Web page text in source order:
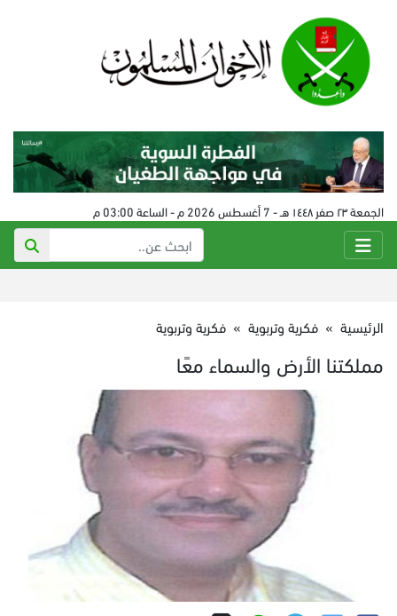
الجمعة ٢٣ صفر ١٤٤٨ هـ - 7 أغسطس 2026 م - الساعة 03:00 م
الرئيسية » فكرية وتربوية » فكرية وتربوية
مملكتنا الأرض والسماء معًا